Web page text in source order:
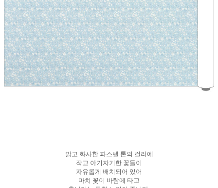
밝고 화사한 파스텔 톤의 컬러에
작고 아기자기한 꽃들이
자유롭게 배치되어 있어
마치 꽃이 바람에 타고